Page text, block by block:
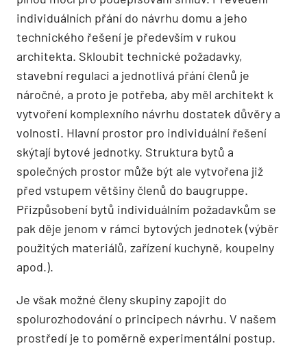
individuálních přání do návrhu domu a jeho
technického řešení je především v rukou
architekta. Skloubit technické požadavky,
stavební regulaci a jednotlivá přání členů je
náročné, a proto je potřeba, aby měl architekt k
vytvoření komplexního návrhu dostatek důvěry a
volnosti. Hlavní prostor pro individuální řešení
skýtají bytové jednotky. Struktura bytů a
společných prostor může být ale vytvořena již
před vstupem většiny členů do baugruppe.
Přizpůsobení bytů individuálním požadavkům se
pak děje jenom v rámci bytových jednotek (výběr
použitých materiálů, zařízení kuchyně, koupelny
apod.).
Je však možné členy skupiny zapojit do
spolurozhodování o principech návrhu. V našem
prostředí je to poměrně experimentální postup.